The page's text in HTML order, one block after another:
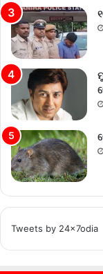
Tweets by 24x7odia